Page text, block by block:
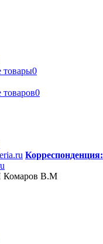
товары0
0
Корреспонденция:
Комаров В.М